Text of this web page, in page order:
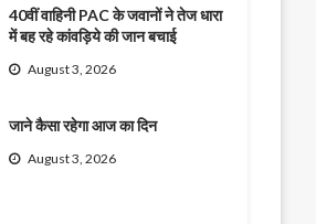
40वीं वाहिनी PAC के जवानों ने तेज धारा
में बह रहे कांवड़िये की जान बचाई
August 3, 2026
जाने कैसा रहेगा आज का दिन
August 3, 2026